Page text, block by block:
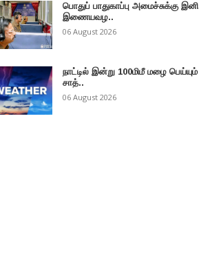
பொதுப் பாதுகாப்பு அமைச்சுக்கு இனி
இணையவழ..
06 August 2026
நாட்டில் இன்று 100மிமீ மழை பெய்யும்
சாத்..
06 August 2026